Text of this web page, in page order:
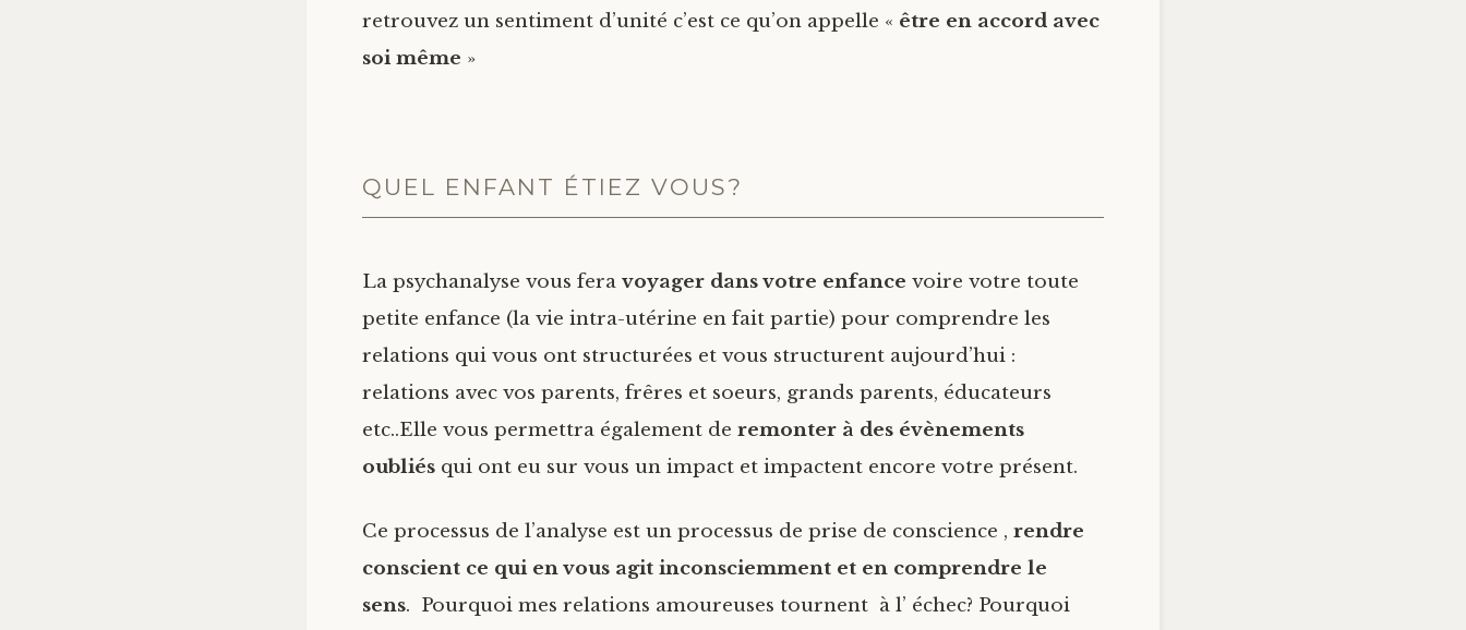
retrouvez un sentiment d’unité c’est ce qu’on appelle « être en accord avec
soi même »
QUEL ENFANT ÉTIEZ VOUS?
La psychanalyse vous fera voyager dans votre enfance voire votre toute
petite enfance (la vie intra-utérine en fait partie) pour comprendre les
relations qui vous ont structurées et vous structurent aujourd’hui :
relations avec vos parents, frêres et soeurs, grands parents, éducateurs
etc..Elle vous permettra également de remonter à des évènements
oubliés qui ont eu sur vous un impact et impactent encore votre présent.
Ce processus de l’analyse est un processus de prise de conscience , rendre
conscient ce qui en vous agit inconsciemment et en comprendre le
sens. Pourquoi mes relations amoureuses tournent à l’ échec? Pourquoi